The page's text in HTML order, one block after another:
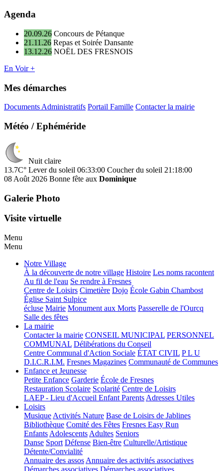
Agenda
20.09.26 Concours de Pétanque
21.11.26 Repas et Soirée Dansante
13.12.26 NOËL DES FRESNOIS
En Voir +
Mes démarches
Documents Administratifs Portail Famille Contacter la mairie
Météo / Ephéméride
Nuit claire
13.7C° Lever du soleil 06:33:00 Coucher du soleil 21:18:00
08 Août 2026 Bonne fête aux Dominique
Galerie Photo
Visite virtuelle
Menu
Menu
Notre Village
À la découverte de notre village Histoire Les noms racontent
Au fil de l'eau Se rendre à Fresnes
Centre de Loisirs Cimetière Dojo École Gabin Chambost
Église Saint Sulpice
écluse Mairie Monument aux Morts Passerelle de l'Ourcq
Salle des fêtes
La mairie
Contacter la mairie CONSEIL MUNICIPAL PERSONNEL
COMMUNAL Délibérations du Conseil
Centre Communal d'Action Sociale ÉTAT CIVIL P L U
D.I.C.R.I.M. Fresnes Magazines Communauté de Communes
Enfance et Jeunesse
Petite Enfance Garderie École de Fresnes
Restauration Scolaire Scolarité Centre de Loisirs
LAEP - Lieu d'Accueil Enfant Parents Adresses Utiles
Loisirs
Musique Activités Nature Base de Loisirs de Jablines
Bibliothèque Comité des Fêtes Fresnes Easy Run
Enfants Adolescents Adultes Seniors
Danse Sport Défense Bien-être Culturelle/Artistique
Détente/Convialité
Annuaire des assos Annuaire des activités associatives
Démarches associatives Démarches associatives